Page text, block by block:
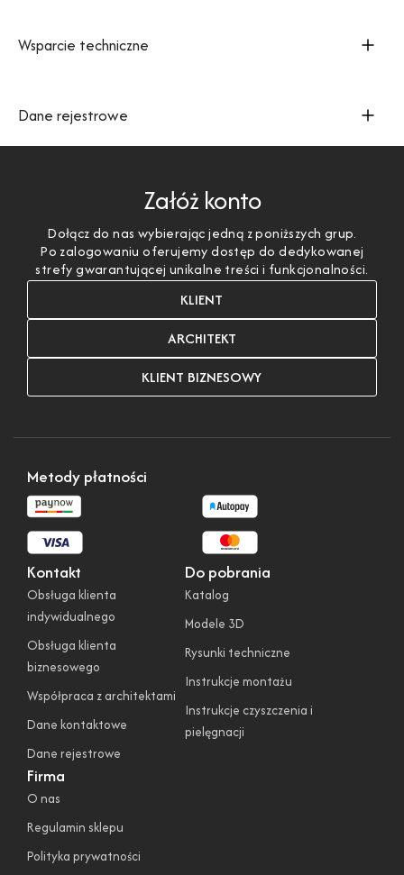
Wsparcie techniczne
Dane rejestrowe
Załóż konto
Dołącz do nas wybierając jedną z poniższych grup.
Po zalogowaniu oferujemy dostęp do dedykowanej
strefy gwarantującej unikalne treści i funkcjonalności.
KLIENT
ARCHITEKT
KLIENT BIZNESOWY
Firma
O nas
Regulamin sklepu
Polityka prywatności
Kontakt
Obsługa klienta
indywidualnego
Obsługa klienta
biznesowego
Współpraca z architektami
Dane kontaktowe
Dane rejestrowe
Do pobrania
Katalog
Modele 3D
Rysunki techniczne
Instrukcje montażu
Instrukcje czyszczenia i
pielęgnacji
Metody płatności